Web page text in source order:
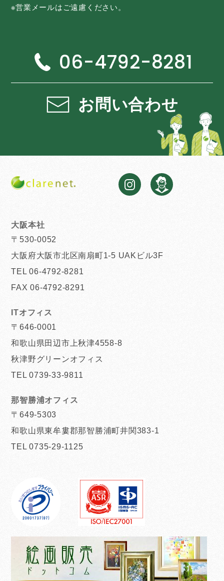
※営業メールはご遠慮ください。
06-4792-8281
お問い合わせ
大阪本社
〒530-0052
大阪府大阪市北区南扇町1-5 UAKビル3F
TEL 06-4792-8281
FAX 06-4792-8291
ITオフィス
〒646-0001
和歌山県田辺市上秋津4558-8
秋津野グリーンオフィス
TEL 0739-33-9811
那智勝浦オフィス
〒649-5303
和歌山県東牟婁郡那智勝浦町井関383-1
TEL 0735-29-1125